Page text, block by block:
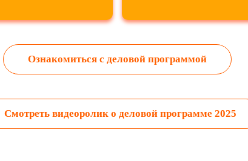
Ознакомиться с деловой программой
Смотреть видеоролик о деловой программе 2025